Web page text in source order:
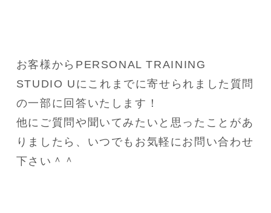
お客様からPERSONAL TRAINING
STUDIO Uにこれまでに寄せられました質問
の一部に回答いたします！
他にご質問や聞いてみたいと思ったことがあ
りましたら、いつでもお気軽にお問い合わせ
下さい＾＾